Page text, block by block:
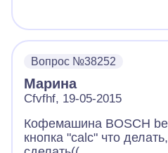
Вопрос №38252
Марина
Cfvfhf, 19-05-2015
Кофемашина BOSCH
кнопка "calc" что